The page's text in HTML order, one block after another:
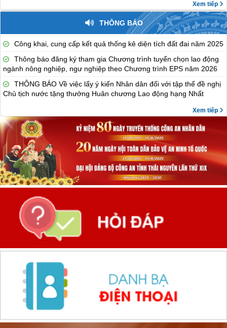
Xem tiếp
THÔNG BÁO
Công khai, cung cấp kết quả thống kê diện tích đất đai năm 2025
Thông báo đăng ký tham gia Chương trình tuyển chọn lao động
ngành nông nghiệp, ngư nghiệp theo Chương trình EPS năm 2026
THÔNG BÁO Về việc lấy ý kiến Nhân dân đối với tập thể đề nghị
Chủ tịch nước tặng thưởng Huân chương Lao động hạng Nhất
Xem tiếp